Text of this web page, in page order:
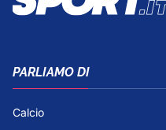
PARLIAMO DI
Calcio